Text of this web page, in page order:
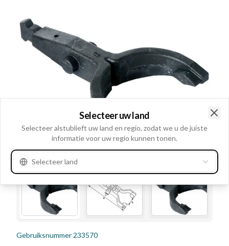
Gebruiksnummer 233570
Selecteer uw land
Selecteer alstublieft uw land en regio, zodat we u de juiste
informatie voor uw regio kunnen tonen.
Selecteer land